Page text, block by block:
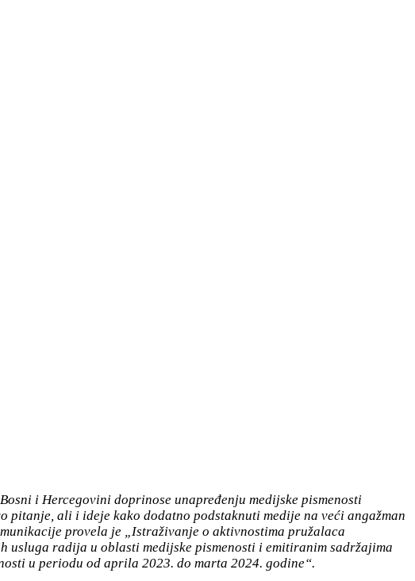
i Hercegovini doprinose unapređenju medijske pismenosti
pitanje, ali i ideje kako dodatno podstaknuti medije na veći angažman
provela je „Istraživanje o aktivnostima pružalaca
usluga radija u oblasti medijske pismenosti i emitiranim sadržajima
u periodu od aprila 2023. do marta 2024. godine“.